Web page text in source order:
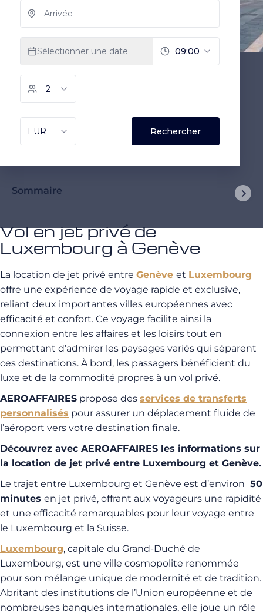
Sommaire
Vol en jet privé de
Luxembourg à Genève
La location de jet privé entre Genève et Luxembourg
offre une expérience de voyage rapide et exclusive,
reliant deux importantes villes européennes avec
efficacité et confort. Ce voyage facilite ainsi la
connexion entre les affaires et les loisirs tout en
permettant d’admirer les paysages variés qui séparent
ces destinations. À bord, les passagers bénéficient du
luxe et de la commodité propres à un vol privé.
AEROAFFAIRES propose des services de transferts
personnalisés pour assurer un déplacement fluide de
l’aéroport vers votre destination finale.
Découvrez avec AEROAFFAIRES les informations sur
la location de jet privé entre Luxembourg et Genève.
Le trajet entre Luxembourg et Genève est d’environ 50
minutes en jet privé, offrant aux voyageurs une rapidité
et une efficacité remarquables pour leur voyage entre
le Luxembourg et la Suisse.
Luxembourg, capitale du Grand-Duché de
Luxembourg, est une ville cosmopolite renommée
pour son mélange unique de modernité et de tradition.
Abritant des institutions de l’Union européenne et de
nombreuses banques internationales, elle joue un rôle